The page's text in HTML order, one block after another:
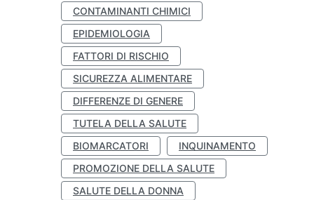
CONTAMINANTI CHIMICI
EPIDEMIOLOGIA
FATTORI DI RISCHIO
SICUREZZA ALIMENTARE
DIFFERENZE DI GENERE
TUTELA DELLA SALUTE
BIOMARCATORI
INQUINAMENTO
PROMOZIONE DELLA SALUTE
SALUTE DELLA DONNA